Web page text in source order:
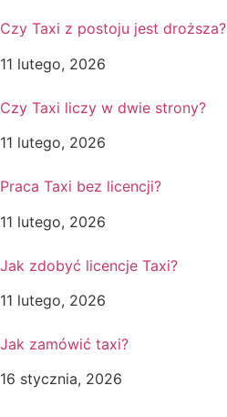
Czy Taxi z postoju jest droższa?
11 lutego, 2026
Czy Taxi liczy w dwie strony?
11 lutego, 2026
Praca Taxi bez licencji?
11 lutego, 2026
Jak zdobyć licencje Taxi?
11 lutego, 2026
Jak zamówić taxi?
16 stycznia, 2026